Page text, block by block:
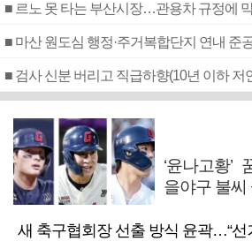
■ 르노 못 타는 부산시장…관용차 규정에
■ 마산 원도심 행정·주거복합단지 연내 준
‘윤나고황’
을야구 불씨
새 축구협회장 선출 방식 윤곽…“